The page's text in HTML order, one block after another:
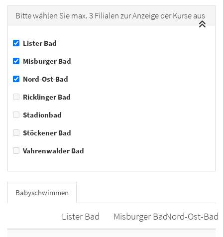
Bitte wählen Sie max. 3 Filialen zur Anzeige der Kurse aus
Lister Bad
Misburger Bad
Nord-Ost-Bad
Ricklinger Bad
Stadionbad
Stöckener Bad
Vahrenwalder Bad
Babyschwimmen
Lister Bad Misburger BadNord-Ost-Bad